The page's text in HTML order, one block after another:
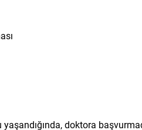
doktora